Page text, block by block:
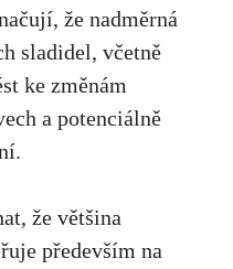
že nadměrná
sladidel, včetně
ke změnám
a potenciálně
že většina
především na